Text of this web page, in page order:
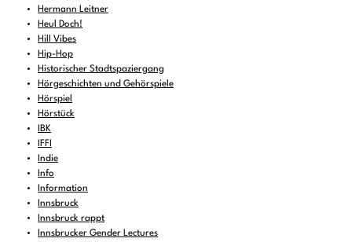
Hermann Leitner
Heul Doch!
Hill Vibes
Hip-Hop
Historischer Stadtspaziergang
Hörgeschichten und Gehörspiele
Hörspiel
Hörstück
IBK
IFFI
Indie
Info
Information
Innsbruck
Innsbruck rappt
Innsbrucker Gender Lectures